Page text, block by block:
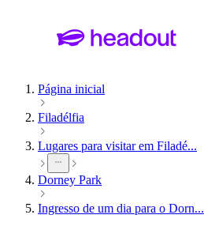
Página inicial
Filadélfia
Lugares para visitar em Filadé...
Dorney Park
Ingresso de um dia para o Dorn...